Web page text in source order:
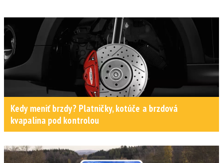
Kedy meniť brzdy? Platničky, kotúče a brzdová
kvapalina pod kontrolou